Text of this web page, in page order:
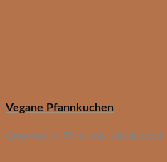
Vegane Pfannkuchen
Created by Tina von Jakubowski